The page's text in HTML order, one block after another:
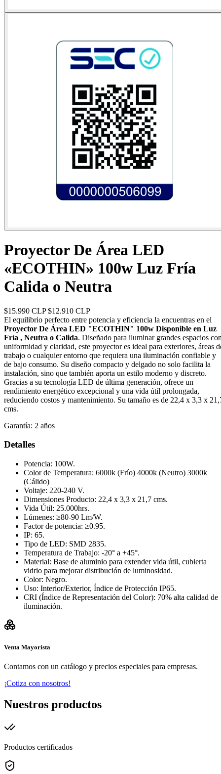
Proyector De Área LED
«ECOTHIN» 100w Luz Fría
Calida o Neutra
$15.990 CLP $12.910 CLP
El equilibrio perfecto entre potencia y eficiencia la encuentras en el
Proyector De Área LED "ECOTHIN" 100w Disponible en Luz
Fría , Neutra o Calida. Diseñado para iluminar grandes espacios
uniformidad y claridad, este proyector es ideal para exteriores, áreas
trabajo o cualquier entorno que requiera una iluminación confiable y
de bajo consumo. Su diseño compacto y delgado no solo facilita la
instalación, sino que también aporta un estilo moderno y discreto.
Gracias a su tecnología LED de última generación, ofrece un
rendimiento energético excepcional y una vida útil prolongada,
reduciendo costos y mantenimiento. Su tamaño es de 22,4 x 3,3 x
cms.
Garantía: 2 años
Detalles
Potencia: 100W.
Color de Temperatura: 6000k (Frío) 4000k (Neutro) 3000k
(Cálido)
Voltaje: 220-240 V.
Dimensiones Producto: 22,4 x 3,3 x 21,7 cms.
Vida Útil: 25.000hrs.
Lúmenes: ≥80-90 Lm/W.
Factor de potencia: ≥0.95.
IP: 65.
Tipo de LED: SMD 2835.
Temperatura de Trabajo: -20° a +45°.
Material: Base de aluminio para extender vida útil, cubierta
vidrio para mejorar distribución de luminosidad.
Color: Negro.
Uso: Interior/Exterior, Índice de Protección IP65.
CRI (Índice de Representación del Color): 70% alta calidad de
iluminación.
Venta Mayorista
Contamos con un catálogo y precios especiales para empresas.
¡Cotiza con nosotros!
Nuestros productos
Productos certificados